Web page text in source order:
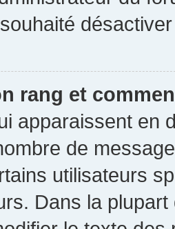
rang et
apparaissent en
de
utilisateurs
Dans la